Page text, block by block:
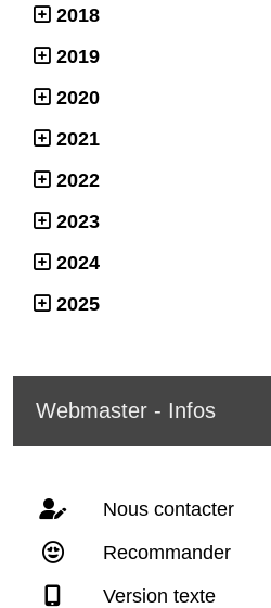
2018
2019
2020
2021
2022
2023
2024
2025
Webmaster - Infos
Nous contacter
Recommander
Version texte